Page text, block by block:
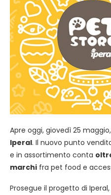
Apre oggi, giovedì 25
Iperal. Il nuovo punto
e in assortimento conta
marchi fra pet food e
Prosegue il progetto di